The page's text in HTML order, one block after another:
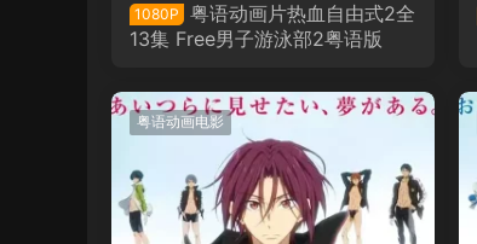
1080P
粤语动画片热血自由式2全
13集 Free男子游泳部2粤语版
粤语动画电影